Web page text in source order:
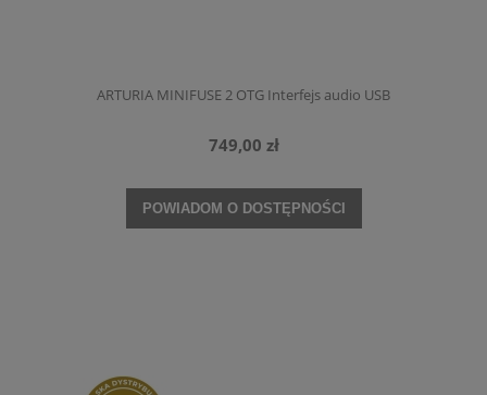
ARTURIA MINIFUSE 2 OTG Interfejs audio USB
749,00 zł
POWIADOM O DOSTĘPNOŚCI